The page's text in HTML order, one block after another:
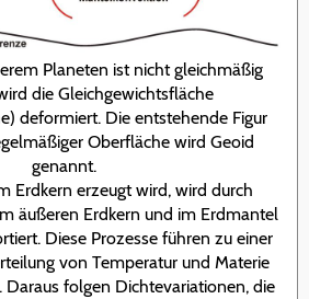
Planeten ist nicht gleichmäßig
die Gleichgewichtsfläche
deformiert. Die entstehende Figur
Oberfläche wird Geoid
genannt.
Erdkern erzeugt wird, wird durch
äußeren Erdkern und im Erdmantel
Diese Prozesse führen zu einer
von Temperatur und Materie
Daraus folgen Dichtevariationen, die